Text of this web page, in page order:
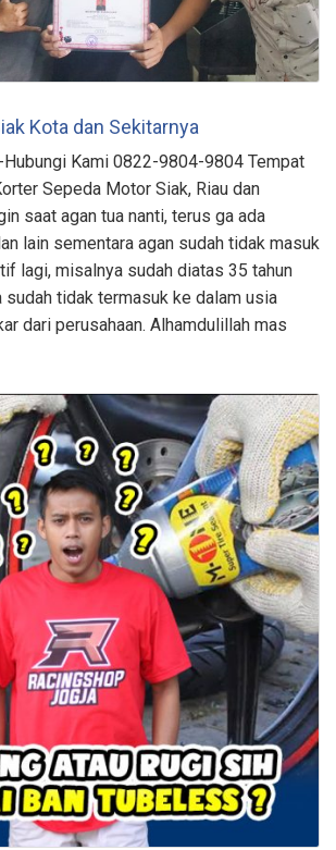
Kota dan Sekitarnya
Hubungi Kami 0822-9804-9804 Tempat
Sepeda Motor Siak, Riau dan
saat agan tua nanti, terus ga ada
lain sementara agan sudah tidak masuk
lagi, misalnya sudah diatas 35 tahun
sudah tidak termasuk ke dalam usia
dari perusahaan. Alhamdulillah mas